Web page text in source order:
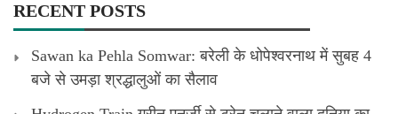
RECENT POSTS
Sawan ka Pehla Somwar: बरेली के धोपेश्वरनाथ में सुबह 4
बजे से उमड़ा श्रद्धालुओं का सैलाव